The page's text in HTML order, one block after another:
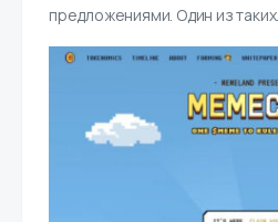
предложениями. Один из таких…